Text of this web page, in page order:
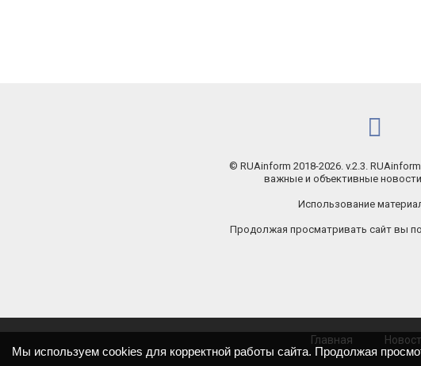
© RUAinform 2018-2026. v.2.3.
важные и объективные
Использование
Продолжая просматривать сайт вы
Главная
Мы используем cookies для корректной работы сайта. Продолжая